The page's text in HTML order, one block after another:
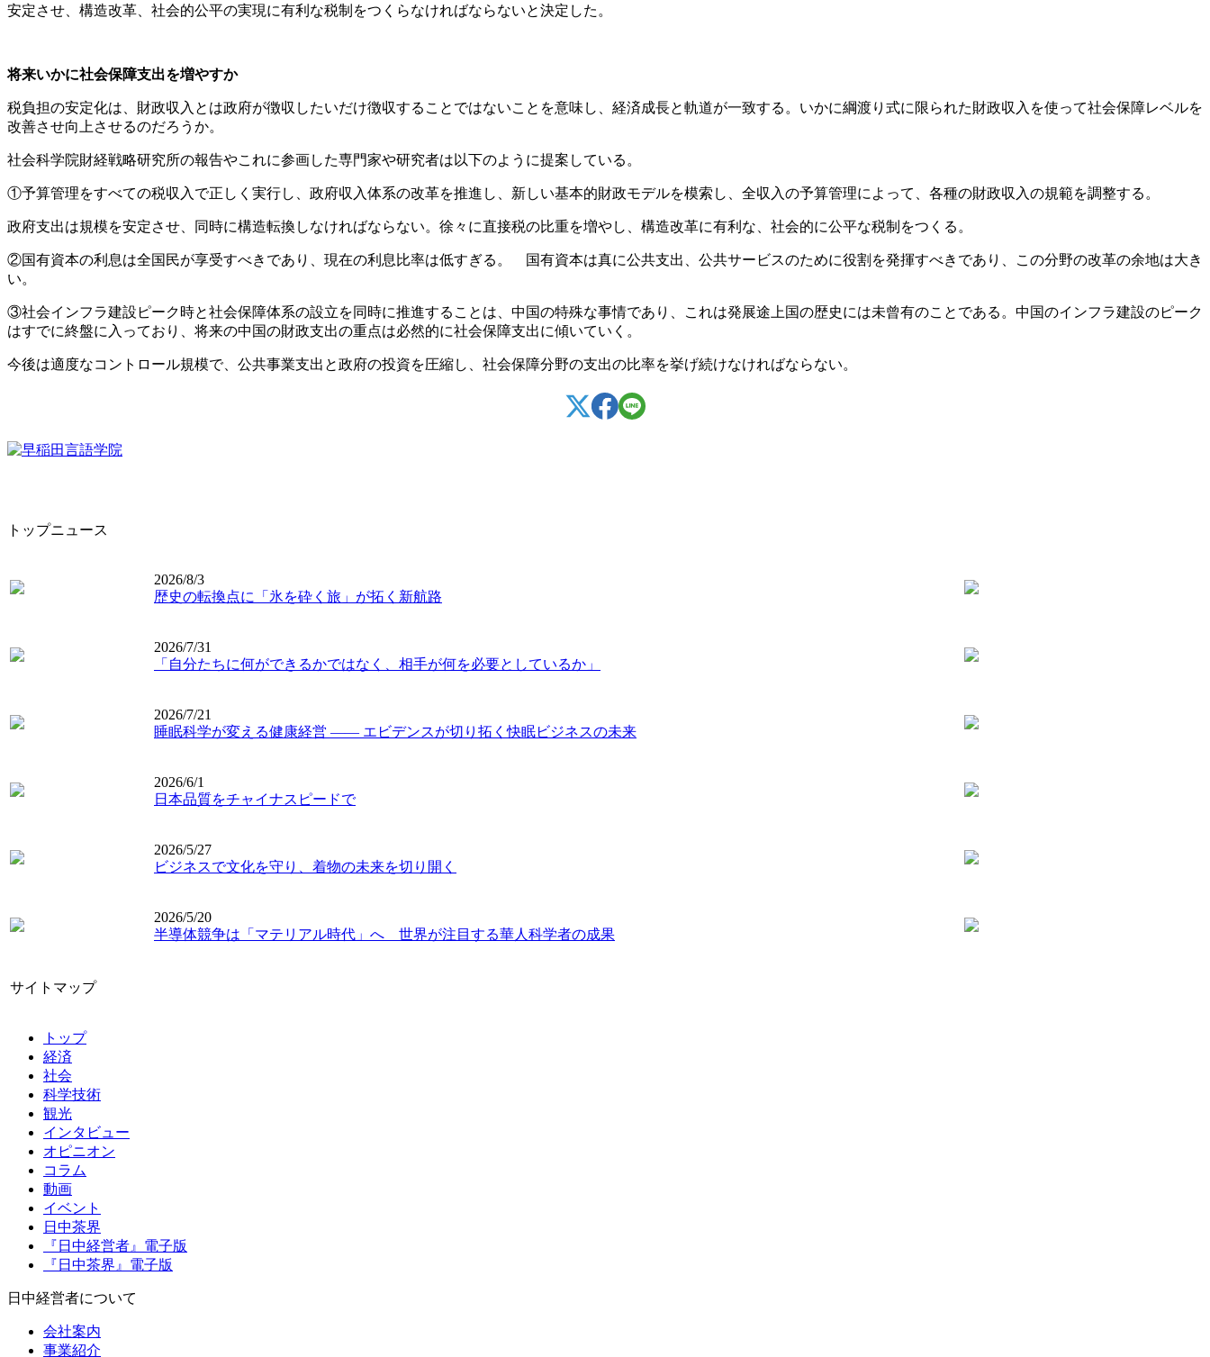
安定させ、構造改革、社会的公平の実現に有利な税制をつくらなければならないと決定した。
将来いかに社会保障支出を増やすか
税負担の安定化は、財政収入とは政府が徴収したいだけ徴収することではないことを意味し、経済成長と軌道が一致する。いかに綱渡り式に限られた財政収入を使って社会保障レベルを
改善させ向上させるのだろうか。
社会科学院財経戦略研究所の報告やこれに参画した専門家や研究者は以下のように提案している。
①予算管理をすべての税収入で正しく実行し、政府収入体系の改革を推進し、新しい基本的財政モデルを模索し、全収入の予算管理によって、各種の財政収入の規範を調整する。
政府支出は規模を安定させ、同時に構造転換しなければならない。徐々に直接税の比重を増やし、構造改革に有利な、社会的に公平な税制をつくる。
②国有資本の利息は全国民が享受すべきであり、現在の利息比率は低すぎる。 国有資本は真に公共支出、公共サービスのために役割を発揮すべきであり、この分野の改革の余地は大き
い。
③社会インフラ建設ピーク時と社会保障体系の設立を同時に推進することは、中国の特殊な事情であり、これは発展途上国の歴史には未曾有のことである。中国のインフラ建設のピーク
はすでに終盤に入っており、将来の中国の財政支出の重点は必然的に社会保障支出に傾いていく。
今後は適度なコントロール規模で、公共事業支出と政府の投資を圧縮し、社会保障分野の支出の比率を挙げ続けなければならない。
トップニュース
2026/8/3
歴史の転換点に「氷を砕く旅」が拓く新航路
2026/7/31
「自分たちに何ができるかではなく、相手が何を必要としているか」
2026/7/21
睡眠科学が変える健康経営 ―― エビデンスが切り拓く快眠ビジネスの未来
2026/6/1
日本品質をチャイナスピードで
2026/5/27
ビジネスで文化を守り、着物の未来を切り開く
2026/5/20
半導体競争は「マテリアル時代」へ 世界が注目する華人科学者の成果
サイトマップ
トップ
経済
社会
科学技術
観光
インタビュー
オピニオン
コラム
動画
イベント
日中茶界
『日中経営者』電子版
『日中茶界』電子版
日中経営者について
会社案内
事業紹介